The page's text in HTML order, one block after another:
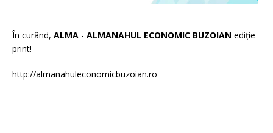
În curând, ALMA - ALMANAHUL ECONOMIC BUZOIAN ediție
print!
http://almanahuleconomicbuzoian.ro